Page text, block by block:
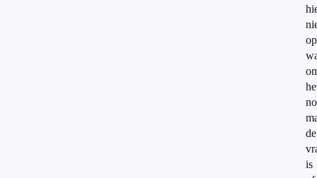
op
de
is